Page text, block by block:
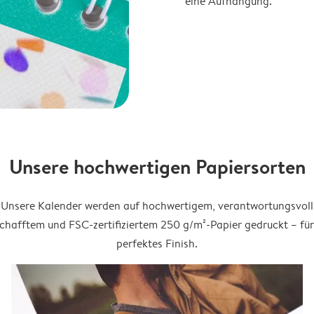
Unsere hochwertigen Papiersorten
Unsere Kalender werden auf hochwertigem, verantwortungsvoll
und FSC-zertifiziertem 250 g/m²-Papier gedruckt –
perfektes Finish.